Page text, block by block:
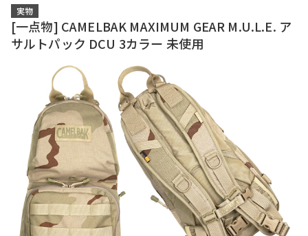
実物
[一点物] CAMELBAK MAXIMUM GEAR M.U.L.E. ア
サルトパック DCU 3カラー 未使用